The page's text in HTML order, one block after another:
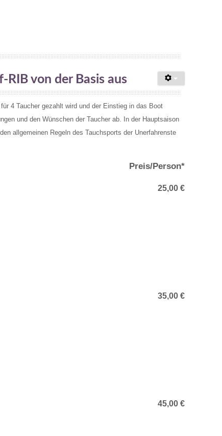
von der Basis aus
4 Taucher gezahlt wird und der Einstieg in das Boot
und den Wünschen der Taucher ab. In der Hauptsaison
allgemeinen Regeln des Tauchsports der Unerfahrenste
Preis/Person*
25,00 €
35,00 €
45,00 €